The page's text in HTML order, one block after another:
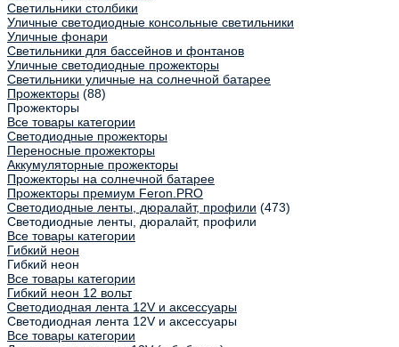
Светильники столбики
Уличные светодиодные консольные светильники
Уличные фонари
Светильники для бассейнов и фонтанов
Уличные светодиодные прожекторы
Светильники уличные на солнечной батарее
Прожекторы (88)
Прожекторы
Все товары категории
Светодиодные прожекторы
Переносные прожекторы
Аккумуляторные прожекторы
Прожекторы на солнечной батарее
Прожекторы премиум Feron.PRO
Светодиодные ленты, дюралайт, профили (473)
Светодиодные ленты, дюралайт, профили
Все товары категории
Гибкий неон
Гибкий неон
Все товары категории
Гибкий неон 12 вольт
Светодиодная лента 12V и аксессуары
Светодиодная лента 12V и аксессуары
Все товары категории